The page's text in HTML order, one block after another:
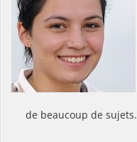
de beaucoup de sujets.